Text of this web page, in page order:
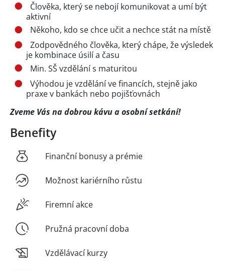
Člověka, který se nebojí komunikovat a umí být
aktivní
Někoho, kdo se chce učit a nechce stát na místě
Zodpovědného člověka, který chápe, že výsledek
je kombinace úsilí a času
Min. SŠ vzdělání s maturitou
Výhodou je vzdělání ve financích, stejně jako
praxe v bankách nebo pojišťovnách
Zveme Vás na dobrou kávu a osobní setkání!
Benefity
Finanční bonusy a prémie
Možnost kariérního růstu
Firemní akce
Pružná pracovní doba
Vzdělávací kurzy